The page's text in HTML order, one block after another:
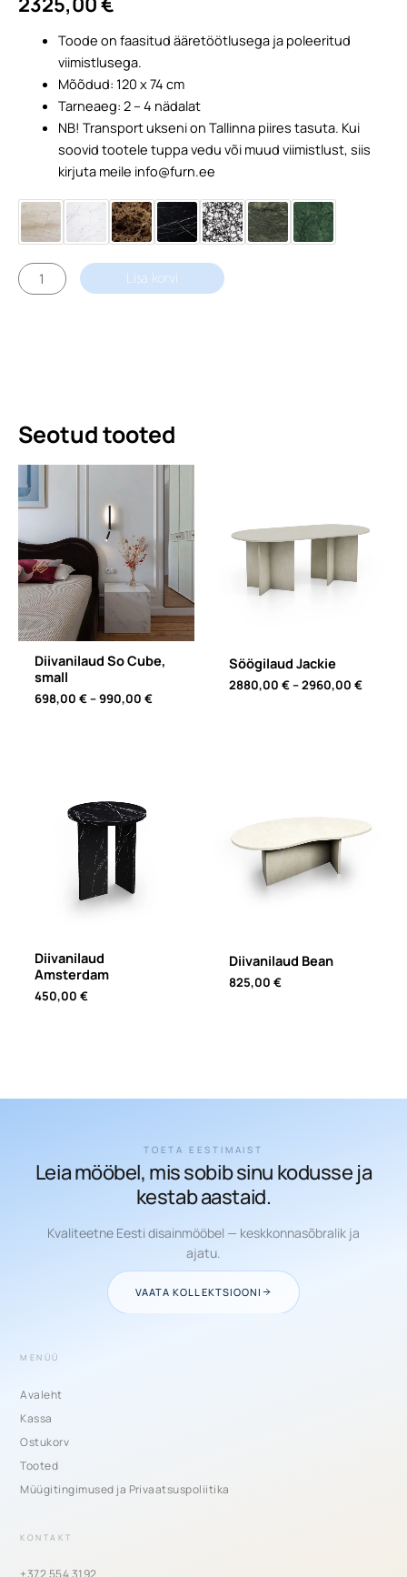
Toode on faasitud ääretöötlusega ja poleeritud
viimistlusega.
Mõõdud: 120 x 74 cm
Tarneaeg: 2 – 4 nädalat
NB! Transport ukseni on Tallinna piires tasuta. Kui
soovid tootele tuppa vedu või muud viimistlust, siis
kirjuta meile info@furn.ee
Söögilaud
Hexa
Lisa korvi
Seotud tooted
Diivanilaud So Cube,
small
698,00 €–990,00 €Price
Söögilaud Jackie
2880,00 €–2960,00 €Price
Diivanilaud
Amsterdam
450,00 €
Diivanilaud Bean
825,00 €
TOETA EESTIMAIST
Leia mööbel, mis sobib sinu kodusse ja
kestab aastaid.
Kvaliteetne Eesti disainmööbel — keskkonnasõbralik ja
ajatu.
VAATA KOLLEKTSIOONI
MENÜÜ
Avaleht
Kassa
Ostukorv
Tooted
Müügitingimused ja Privaatsuspoliitika
KONTAKT